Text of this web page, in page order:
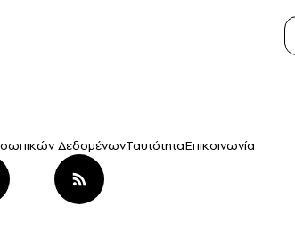
ΔεδομένωνΤαυτότηταΕπικοινωνία